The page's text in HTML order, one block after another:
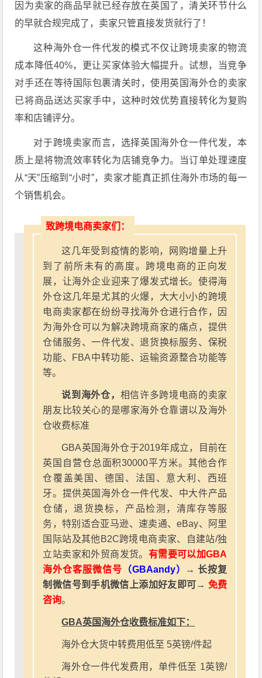
因为卖家的商品早就已经存放在英国了，清关环节什么
的早就合规完成了，卖家只管直接发货就行了！
这种海外仓一件代发的模式不仅让跨境卖家的物流
成本降低40%，更让买家体验大幅提升。试想，当竞争
对手还在等待国际包裹清关时，使用英国海外仓的卖家
已将商品送达买家手中，这种时效优势直接转化为复购
率和店铺评分。
对于跨境卖家而言，选择英国海外仓一件代发，本
质上是将物流效率转化为店铺竞争力。当订单处理速度
从“天”压缩到“小时”，卖家才能真正抓住海外市场的每一
个销售机会。
致跨境电商卖家们：
这几年受到疫情的影响，网购增量上升
到了前所未有的高度。跨境电商的正向发
展，让海外企业迎来了爆发式增长。使得海
外仓这几年是尤其的火爆，大大小小的跨境
电商卖家都在纷纷寻找海外仓进行合作，因
为海外仓可以为解决跨境商家的痛点，提供
仓储服务、一件代发、退货换标服务、保税
功能、FBA中转功能、运输资源整合功能等
等。
说到海外仓， 相信许多跨境电商的卖家
朋友比较关心的是哪家海外仓靠谱以及海外
仓收费标准
GBA英国海外仓于2019年成立，目前在
英国自营仓总面积30000平方米。其他合作
仓覆盖美国、德国、法国、意大利、西班
牙。提供英国海外仓一件代发、中大件产品
仓储，退货换标，产品检测，清库存等服
务，特别适合亚马逊、速卖通、eBay、阿里
国际站及其他B2C跨境电商卖家、自建站/独
立站卖家和外贸商发货。 有需要可以加GBA
海外仓客服微信号 （GBAandy）
→ 长按复
制微信号到手机微信上添加好友即可→ 免费
咨询。
GBA英国海外仓收费标准如下：
海外仓大货中转费用低至 5英镑/件起
海外仓一件代发费用，单件低至 1英镑/